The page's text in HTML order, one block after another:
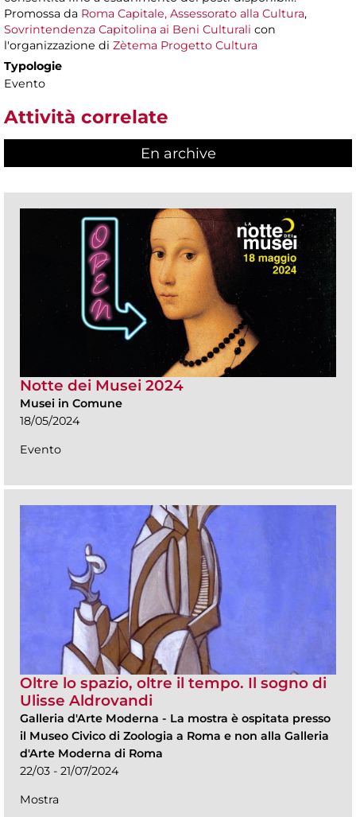
Promossa da Roma Capitale, Assessorato alla Cultura,
Sovrintendenza Capitolina ai Beni Culturali con
l'organizzazione di Zètema Progetto Cultura
Typologie
Evento
Attività correlate
En archive
Notte dei Musei 2024
Musei in Comune
18/05/2024
Evento
Oltre lo spazio, oltre il tempo. Il sogno di
Ulisse Aldrovandi
Galleria d'Arte Moderna - La mostra è ospitata presso
il Museo Civico di Zoologia a Roma e non alla Galleria
d'Arte Moderna di Roma
22/03 - 21/07/2024
Mostra